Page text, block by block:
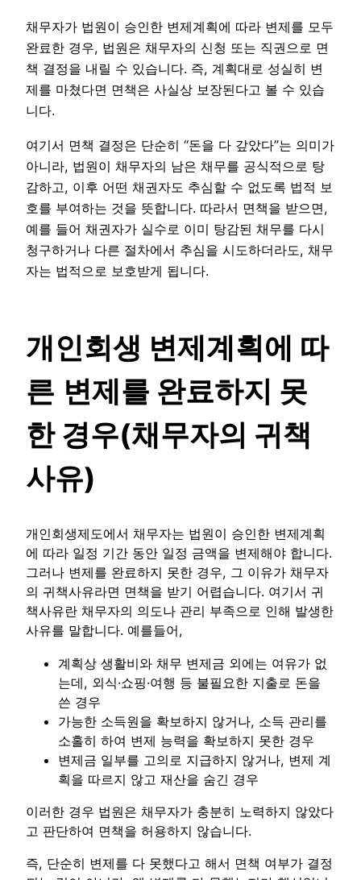
채무자가 법원이 승인한 변제계획에 따라 변제를 모두
완료한 경우, 법원은 채무자의 신청 또는 직권으로 면
책 결정을 내릴 수 있습니다. 즉, 계획대로 성실히 변
제를 마쳤다면 면책은 사실상 보장된다고 볼 수 있습
니다.
여기서 면책 결정은 단순히 “돈을 다 갚았다”는 의미가
아니라, 법원이 채무자의 남은 채무를 공식적으로 탕
감하고, 이후 어떤 채권자도 추심할 수 없도록 법적 보
호를 부여하는 것을 뜻합니다. 따라서 면책을 받으면,
예를 들어 채권자가 실수로 이미 탕감된 채무를 다시
청구하거나 다른 절차에서 추심을 시도하더라도, 채무
자는 법적으로 보호받게 됩니다.
개인회생 변제계획에 따
른 변제를 완료하지 못
한 경우(채무자의 귀책
사유)
개인회생제도에서 채무자는 법원이 승인한 변제계획
에 따라 일정 기간 동안 일정 금액을 변제해야 합니다.
그러나 변제를 완료하지 못한 경우, 그 이유가 채무자
의 귀책사유라면 면책을 받기 어렵습니다. 여기서 귀
책사유란 채무자의 의도나 관리 부족으로 인해 발생한
사유를 말합니다. 예를들어,
계획상 생활비와 채무 변제금 외에는 여유가 없
는데, 외식·쇼핑·여행 등 불필요한 지출로 돈을
쓴 경우
가능한 소득원을 확보하지 않거나, 소득 관리를
소홀히 하여 변제 능력을 확보하지 못한 경우
변제금 일부를 고의로 지급하지 않거나, 변제 계
획을 따르지 않고 재산을 숨긴 경우
이러한 경우 법원은 채무자가 충분히 노력하지 않았다
고 판단하여 면책을 허용하지 않습니다.
즉, 단순히 변제를 다 못했다고 해서 면책 여부가 결정